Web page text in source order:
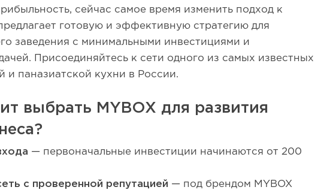
сейчас самое время изменить подход к
готовую и эффективную стратегию для
заведения с минимальными инвестициями и
Присоединяйтесь к сети одного из самых известных
и паназиатской кухни в России.
выбрать MYBOX для развития
— первоначальные инвестиции начинаются от 200
с проверенной репутацией — под брендом MYBOX